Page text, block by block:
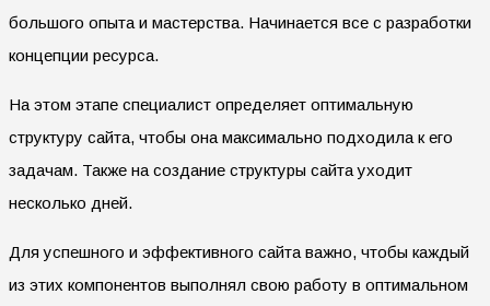
большого опыта и мастерства. Начинается все с разработки
концепции ресурса.
На этом этапе специалист определяет оптимальную
структуру сайта, чтобы она максимально подходила к его
задачам. Также на создание структуры сайта уходит
несколько дней.
Для успешного и эффективного сайта важно, чтобы каждый
из этих компонентов выполнял свою работу в оптимальном